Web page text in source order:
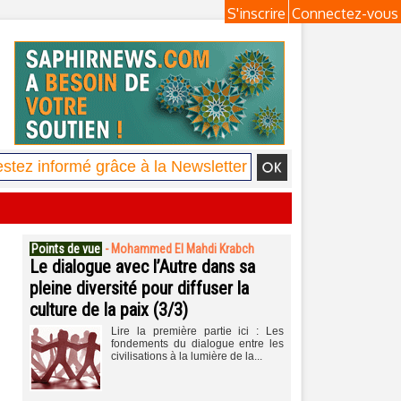
Connectez-vous
S'inscrire
Points de vue - Mohammed El Mahdi Krabch
Le dialogue avec l’Autre dans sa
pleine diversité pour diffuser la
culture de la paix (3/3)
Lire la première partie ici : Les
fondements du dialogue entre les
civilisations à la lumière de la...